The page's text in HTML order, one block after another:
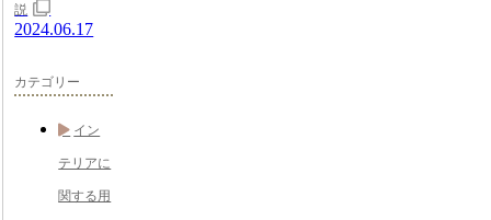
説
2024.06.17
カテゴリー
イン
テリアに
関する用